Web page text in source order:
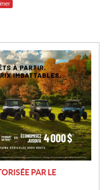
PAR LE